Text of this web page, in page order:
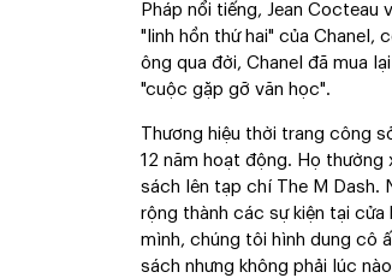
Pháp nổi tiếng, Jean
"linh hồn thứ hai" của Chanel,
ông qua đời, Chanel đã mua
"cuộc gặp gỡ văn học".
Thương hiệu thời trang công
12 năm hoạt động. Họ
sách lên tạp chí The M Dash.
rộng thành các sự kiện tại cửa
mình, chúng tôi hình dung cô
sách nhưng không phải lúc